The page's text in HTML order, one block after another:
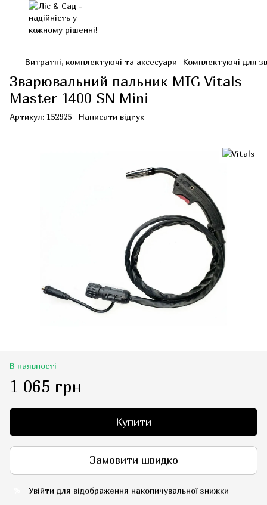
Витратні, комплектуючі та аксесуари Комплектуючі для
Зварювальний пальник MIG Vitals
Master 1400 SN Mini
Артикул: 152925 Написати відгук
В наявності
1 065 грн
Купити
Замовити швидко
Увійти для відображення накопичувальної знижки